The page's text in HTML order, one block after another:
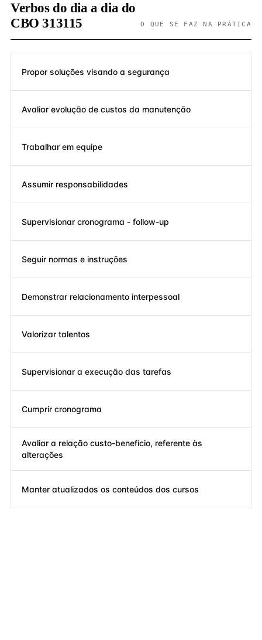
Verbos do dia a dia do
CBO 313115
O QUE SE FAZ NA PRÁTICA
Propor soluções visando a segurança
Avaliar evolução de custos da manutenção
Trabalhar em equipe
Assumir responsabilidades
Supervisionar cronograma - follow-up
Seguir normas e instruções
Demonstrar relacionamento interpessoal
Valorizar talentos
Supervisionar a execução das tarefas
Cumprir cronograma
Avaliar a relação custo-benefício, referente às
alterações
Manter atualizados os conteúdos dos cursos